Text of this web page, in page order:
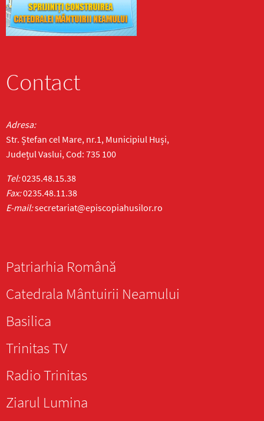
Contact
Adresa:
Str. Ștefan cel Mare, nr.1, Municipiul Huși,
Județul Vaslui, Cod: 735 100
Tel:0235.48.15.38
Fax:0235.48.11.38
E-mail:secretariat@episcopiahusilor.ro
Patriarhia Română
Catedrala Mântuirii Neamului
Basilica
Trinitas TV
Radio Trinitas
Ziarul Lumina